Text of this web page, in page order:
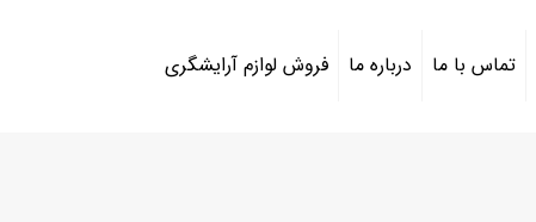
تماس با ما درباره ما فروش لوازم آرایشگری